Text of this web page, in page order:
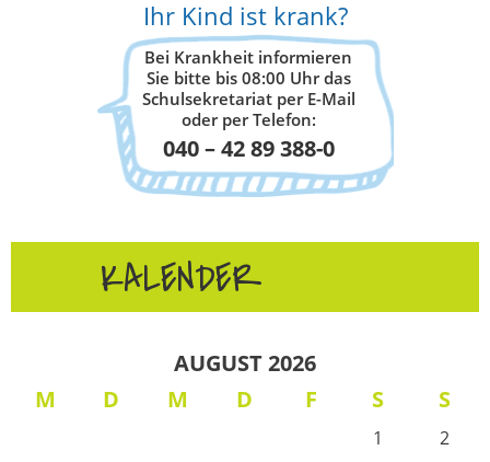
Ihr Kind ist krank?
Bei Krankheit informieren
Sie bitte bis 08:00 Uhr das
Schulsekretariat per E-Mail
oder per Telefon:
040 – 42 89 388-0
KALENDER
AUGUST 2026
M
D M D F S S
1
2